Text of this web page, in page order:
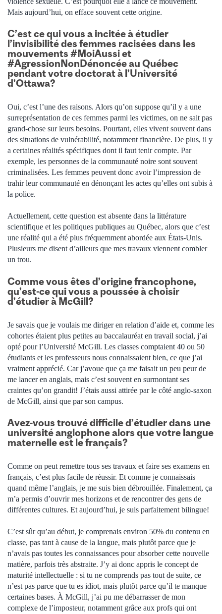
Mais aujourd’hui, on efface souvent cette origine.
C’est ce qui vous a incitée à étudier
l’invisibilité des femmes racisées dans les
mouvements #MoiAussi et
#AgressionNonDénoncée au Québec
pendant votre doctorat à l’Université
d’Ottawa?
Oui, c’est l’une des raisons. Alors qu’on suppose qu’il y a une
surreprésentation de ces femmes parmi les victimes, on ne sait pas
grand-chose sur leurs besoins. Pourtant, elles vivent souvent dans
des situations de vulnérabilité, notamment financière. De plus, il y
a certaines réalités spécifiques dont il faut tenir compte. Par
exemple, les personnes de la communauté noire sont souvent
criminalisées. Les femmes peuvent donc avoir l’impression de
trahir leur communauté en dénonçant les actes qu’elles ont subis à
la police.
Actuellement, cette question est absente dans la littérature
scientifique et les politiques publiques au Québec, alors que c’est
une réalité qui a été plus fréquemment abordée aux États-Unis.
Plusieurs me disent d’ailleurs que mes travaux viennent combler
un trou.
Comme vous êtes d’origine francophone,
qu’est-ce qui vous a poussée à choisir
d’étudier à McGill?
Je savais que je voulais me diriger en relation d’aide et, comme les
cohortes étaient plus petites au baccalauréat en travail social, j’ai
opté pour l’Université McGill. Les classes comptaient 40 ou 50
étudiants et les professeurs nous connaissaient bien, ce que j’ai
vraiment apprécié. Car j’avoue que ça me faisait un peu peur de
me lancer en anglais, mais c’est souvent en surmontant ses
craintes qu’on grandit! J’étais aussi attirée par le côté anglo-saxon
de McGill, ainsi que par son campus.
Avez-vous trouvé difficile d’étudier dans une
université anglophone alors que votre langue
maternelle est le français?
Comme on peut remettre tous ses travaux et faire ses examens en
français, c’est plus facile de réussir. Et comme je connaissais
quand même l’anglais, je me suis bien débrouillée. Finalement, ça
m’a permis d’ouvrir mes horizons et de rencontrer des gens de
différentes cultures. Et aujourd’hui, je suis parfaitement bilingue!
C’est sûr qu’au début, je comprenais environ 50% du contenu en
classe, pas tant à cause de la langue, mais plutôt parce que je
n’avais pas toutes les connaissances pour absorber cette nouvelle
matière, parfois très abstraite. J’y ai donc appris le concept de
maturité intellectuelle : si tu ne comprends pas tout de suite, ce
n’est pas parce que tu es idiot, mais plutôt parce qu’il te manque
certaines bases. À McGill, j’ai pu me débarrasser de mon
complexe de l’imposteur, notamment grâce aux profs qui ont